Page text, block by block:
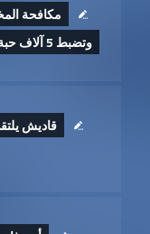
مكافحة
وتضبط 5 آلاف حبة كبتاغون بعملية أمنية في طرطوس
قاديش